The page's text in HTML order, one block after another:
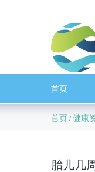
首页
首页 /健康
胎儿几